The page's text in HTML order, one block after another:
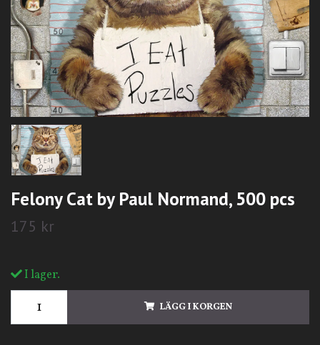
Felony Cat by Paul Normand, 500 pcs
175 kr
I lager.
LÄGG I KORGEN